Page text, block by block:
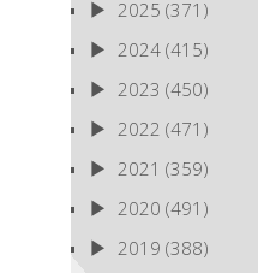
2025 (371)
2024 (415)
2023 (450)
2022 (471)
2021 (359)
2020 (491)
2019 (388)